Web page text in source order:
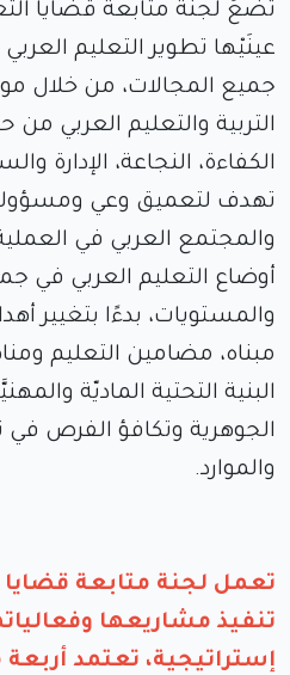
تضعُ لجنةُ متابعة قضايا
عينَيْها تطوير التعليم
جميع المجالات، من خلال
التربية والتعليم العربي من
الكفاءة، النجاعة، الإدارة
تهدف لتعميق وعي
والمجتمع العربي في
أوضاع التعليم العربي في
والمستويات، بدءًا بتغيير
مبناه، مضامين التعليم
البنية التحتية الماديّة
الجوهرية وتكافؤ الفرص في
والموارد.
تعمل لجنة متابعة قضايا
تنفيذ مشاريعها
إستراتيجية، تعتمد